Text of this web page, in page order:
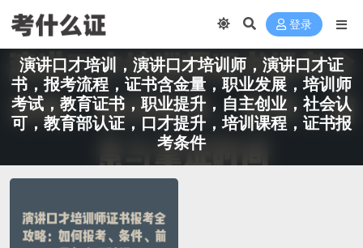
登录
演讲口才培训，演讲口才培训师，演讲口才证
书，报考流程，证书含金量，职业发展，培训师
考试，教育证书，职业提升，自主创业，社会认
可，教育部认证，口才提升，培训课程，证书报
考条件